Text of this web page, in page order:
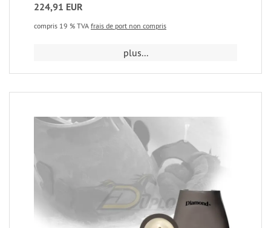
224,91 EUR
compris 19 % TVA frais de port non compris
plus...